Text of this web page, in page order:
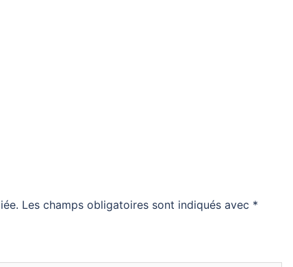
Les champs obligatoires sont indiqués avec *